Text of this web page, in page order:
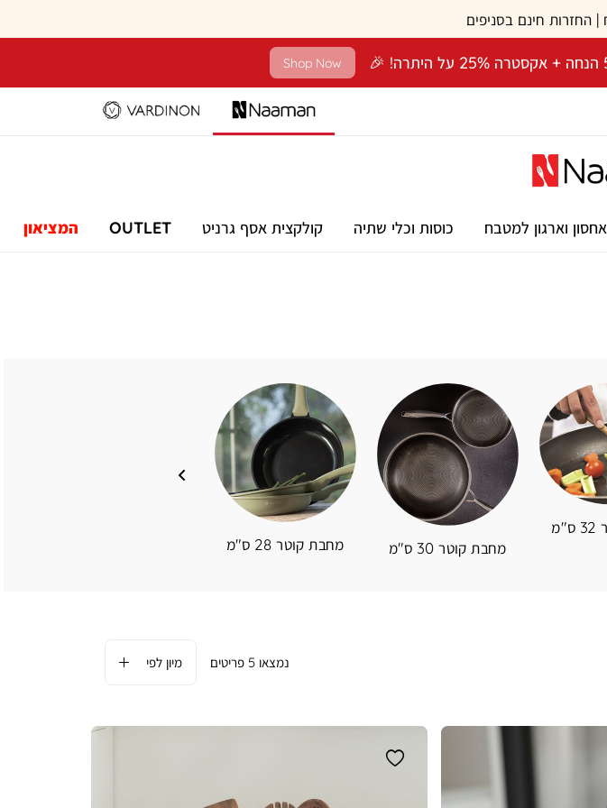
Shop Now
אחסון וארגון למטבח כוסות וכלי שתיה קולקצית אסף גרניט OUTLET המציאון
מחבת קוטר 28 ס"מ מחבת קוטר 30 ס"מ
5 פריטים